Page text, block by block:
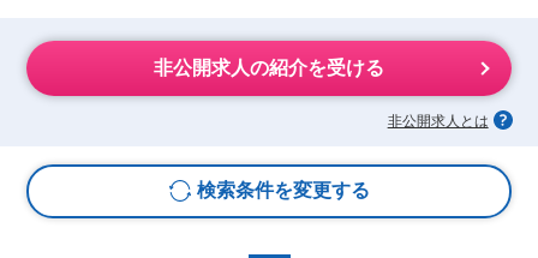
非公開求人の紹介を受ける
非公開求人とは
検索条件を変更する